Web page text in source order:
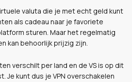
valuta die je met echt geld kunt
als cadeau naar je favoriete
sturen. Maar het regelmatig
kan behoorlijk prijzig zijn.
verschilt per land en de VS is op dit
Je kunt dus je VPN overschakelen